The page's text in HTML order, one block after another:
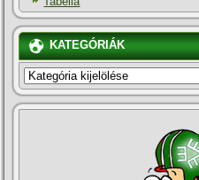
KATEGÓRIÁK
KATEGÓRIÁK